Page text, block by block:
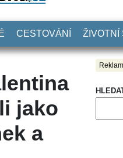
CESTOVÁNÍ ŽIVOTNÍ
jako
a